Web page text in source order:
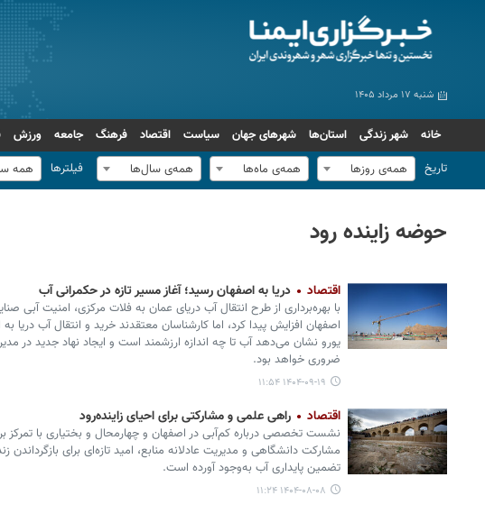
شنبه ۱۷ مرداد ۱۴۰۵
خانه شهر زندگی استان‌ها شهرهای جهان سیاست اقتصاد فرهنگ جامعه ورزش
تاریخ
همه‌ی روزها همه‌ی ماه‌ها همه‌ی سال‌ها فیلترها همه
حوضه زاینده رود
اقتصاد دریا به اصفهان رسید؛ آغاز مسیر تازه در حکمرانی آب
با بهره‌برداری از طرح انتقال آب دریای عمان به فلات مرکزی، امنیت آبی
اصفهان افزایش پیدا کرد، اما کارشناسان معتقدند خرید و انتقال آب
یورو نشان می‌دهد آب تا چه اندازه ارزشمند است و ایجاد نهاد جدید در
ضروری خواهد بود.
۱۴۰۴-۰۹-۱۹ ۱۱:۵۴
اقتصاد راهی علمی و مشارکتی برای احیای زاینده‌رود
نشست تخصصی درباره کم‌آبی در اصفهان و چهارمحال و بختیاری با تمرکز
مشارکت دانشگاهی و مدیریت عادلانه منابع، امید تازه‌ای برای بازگرداندن
تضمین پایداری آب به‌وجود آورده است.
۱۴۰۴-۰۸-۰۸ ۱۱:۲۴